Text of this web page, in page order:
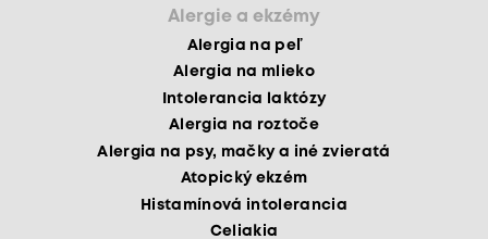
Alergie a ekzémy
Alergia na peľ
Alergia na mlieko
Intolerancia laktózy
Alergia na roztoče
Alergia na psy, mačky a iné zvieratá
Atopický ekzém
Histamínová intolerancia
Celiakia